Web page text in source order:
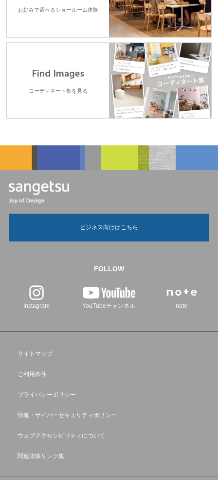
お好みで選べるショールーム体験
Find Images
コーディネート集を見る
ビジネス向けはこちら
FOLLOW
Instagram YouTubeチャンネル note
サイトマップ
ご利用条件
プライバシーポリシー
情報・サイバーセキュリティポリシー
ウェブアクセシビリティについて
関連団体リンク集